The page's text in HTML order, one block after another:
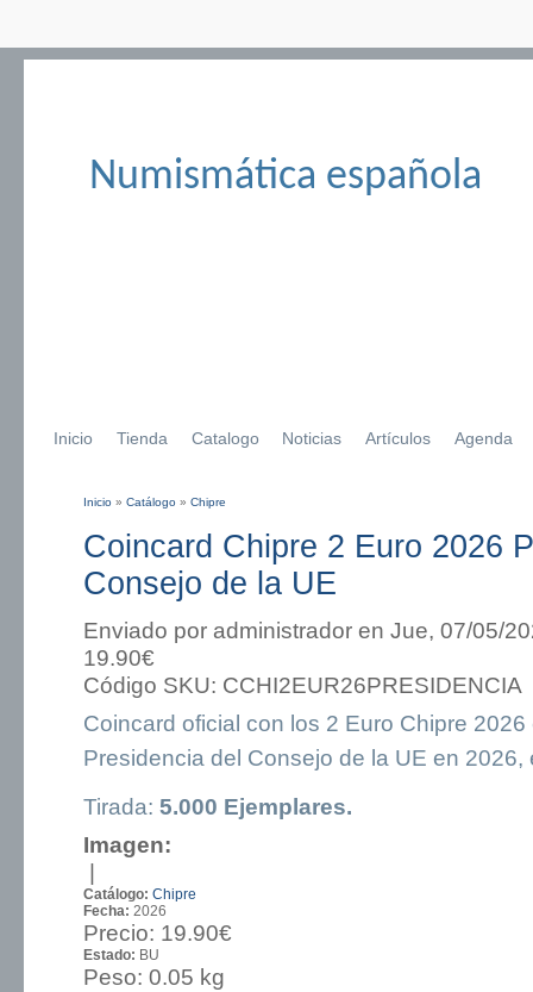
Numismática española
Inicio Tienda Catalogo Noticias Artículos Agenda
Inicio » Catálogo » Chipre
Coincard Chipre 2 Euro 2026
Consejo de la UE
Enviado por administrador en Jue, 07/05/
19.90€
Código SKU: CCHI2EUR26PRESIDENCIA
Coincard oficial con los 2 Euro Chipre
Presidencia del Consejo de la UE en 2026,
Tirada: 5.000 Ejemplares.
Imagen:
|
Catálogo: Chipre
Fecha: 2026
Precio: 19.90€
Estado: BU
Peso: 0.05 kg